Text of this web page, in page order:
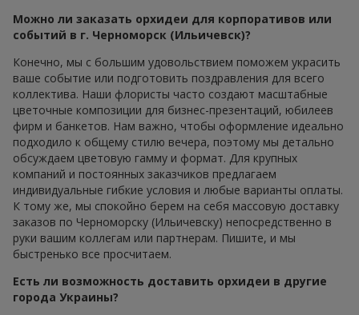
Можно ли заказать орхидеи для корпоративов или
событий в г. Черноморск (Ильичевск)?
Конечно, мы с большим удовольствием поможем украсить
ваше событие или подготовить поздравления для всего
коллектива. Наши флористы часто создают масштабные
цветочные композиции для бизнес-презентаций, юбилеев
фирм и банкетов. Нам важно, чтобы оформление идеально
подходило к общему стилю вечера, поэтому мы детально
обсуждаем цветовую гамму и формат. Для крупных
компаний и постоянных заказчиков предлагаем
индивидуальные гибкие условия и любые варианты оплаты.
К тому же, мы спокойно берем на себя массовую доставку
заказов по Черноморску (Ильичевску) непосредственно в
руки вашим коллегам или партнерам. Пишите, и мы
быстренько все просчитаем.
Есть ли возможность доставить орхидеи в другие
города Украины?